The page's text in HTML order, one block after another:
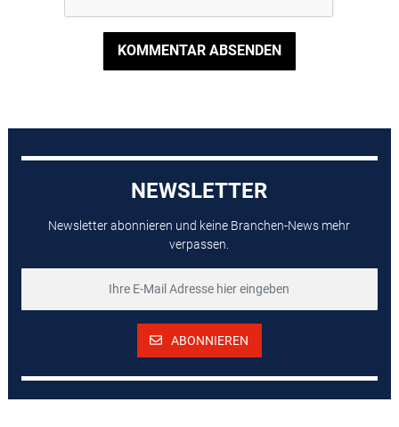
KOMMENTAR ABSENDEN
NEWSLETTER
Newsletter abonnieren und keine Branchen-News mehr
verpassen.
ABONNIEREN